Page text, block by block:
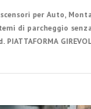
per Auto,
di parcheggio